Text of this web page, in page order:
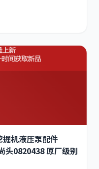
机液压泵配件
头0820438 原厂级别